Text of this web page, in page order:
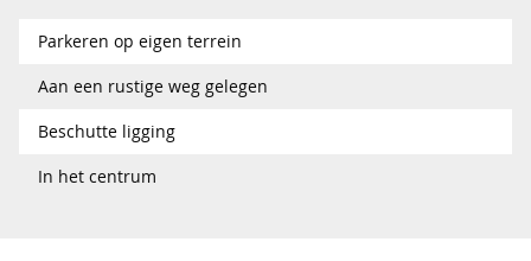
Parkeren op eigen terrein
Aan een rustige weg gelegen
Beschutte ligging
In het centrum